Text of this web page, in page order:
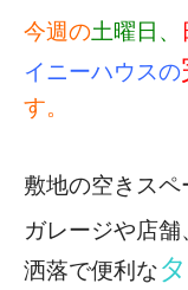
今週の土曜日、
イニーハウスの
す。
敷地の空きスペ
ガレージや店
洒落で便利な